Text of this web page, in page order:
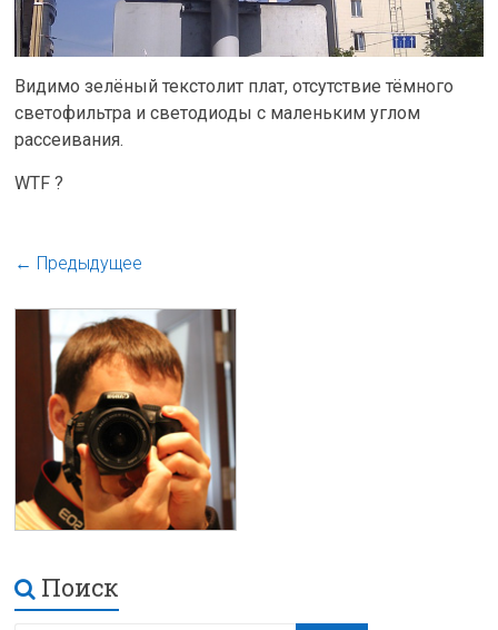
Видимо зелёный текстолит плат, отсутствие тёмного
светофильтра и светодиоды с маленьким углом
рассеивания.
WTF ?
← Предыдущее
Поиск